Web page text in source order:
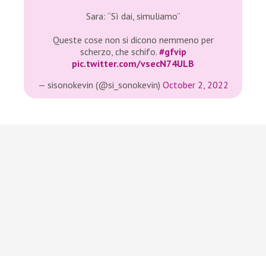
Sara: “Sì dai, simuliamo”
Queste cose non si dicono nemmeno per
scherzo, che schifo. #gfvip
pic.twitter.com/vsecN74ULB
— sisonokevin (@si_sonokevin) October 2, 2022